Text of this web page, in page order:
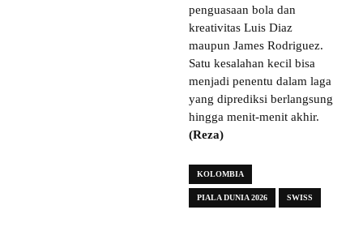
penguasaan bola dan
kreativitas Luis Diaz
maupun James Rodriguez.
Satu kesalahan kecil bisa
menjadi penentu dalam laga
yang diprediksi berlangsung
hingga menit-menit akhir.
(Reza)
KOLOMBIA
PIALA DUNIA 2026 SWISS